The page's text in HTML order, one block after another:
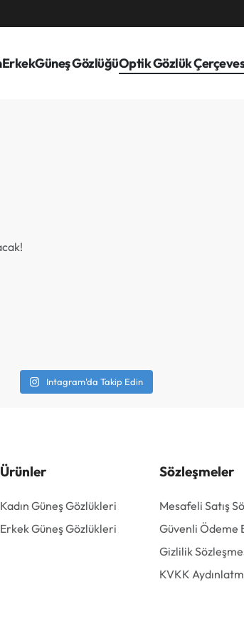
ErkekGüneş GözlüğüOptik Gözlük
Intagram'da Takip Edin
Ürünler
Kadın Güneş Gözlükleri
Erkek Güneş Gözlükleri
Sözleşmeler
Mesafeli Satış
Güvenli Ödeme
Gizlilik
KVKK